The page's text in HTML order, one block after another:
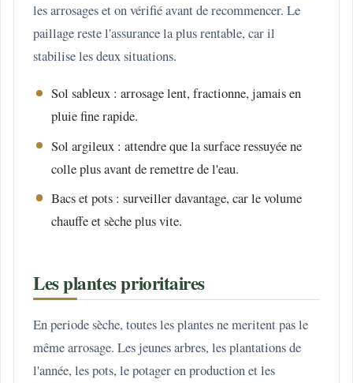
les arrosages et on vérifié avant de recommencer. Le
paillage reste l'assurance la plus rentable, car il
stabilise les deux situations.
Sol sableux : arrosage lent, fractionne, jamais en
pluie fine rapide.
Sol argileux : attendre que la surface ressuyée ne
colle plus avant de remettre de l'eau.
Bacs et pots : surveiller davantage, car le volume
chauffe et sèche plus vite.
Les plantes prioritaires
En periode sèche, toutes les plantes ne meritent pas le
même arrosage. Les jeunes arbres, les plantations de
l'année, les pots, le potager en production et les